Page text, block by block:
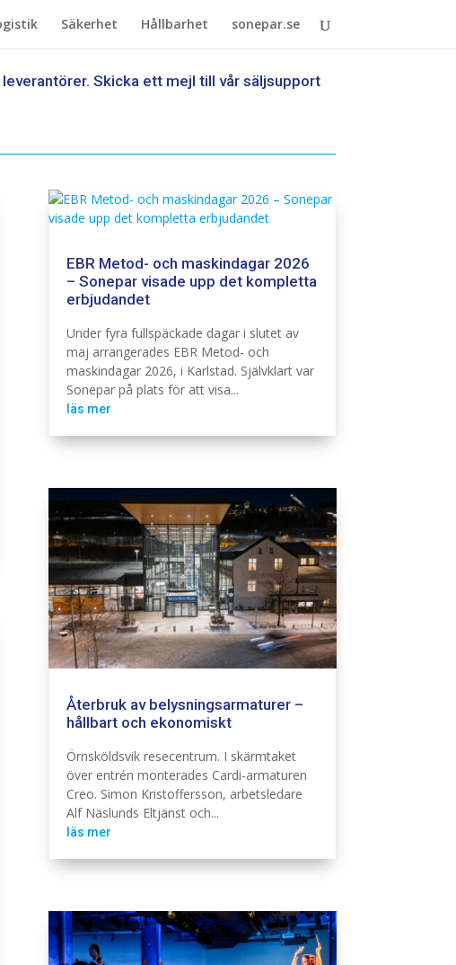
Säkerhet Hållbarhet sonepar.se
Skicka ett mejl till vårsäljsupport
EBR Metod- och maskindagar 2026
– Sonepar visade upp det kompletta
erbjudandet
Under fyra fullspäckade dagar i slutet av
maj arrangerades EBR Metod- och
maskindagar 2026, i Karlstad. Självklart var
Sonepar på plats för att visa...
läs mer
Återbruk av belysningsarmaturer –
hållbart och ekonomiskt
Örnsköldsvik resecentrum. I skärmtaket
över entrén monterades Cardi-armaturen
Creo. Simon Kristoffersson, arbetsledare
Alf Näslunds Eltjänst och...
läs mer